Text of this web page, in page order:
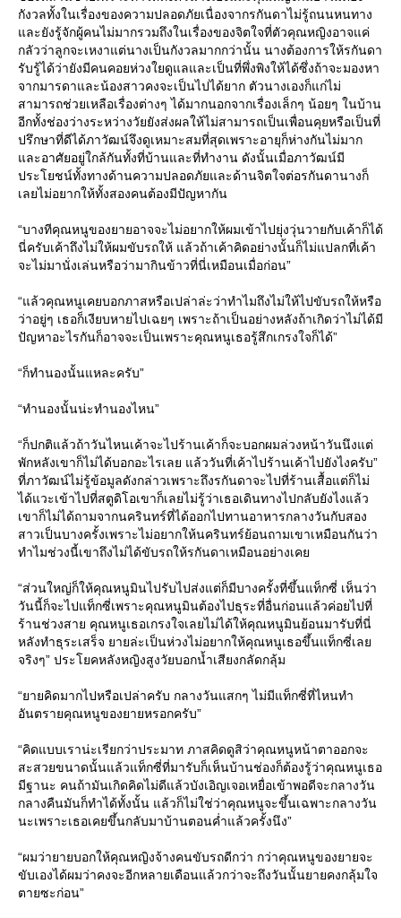
กังวลทั้งในเรื่องของความปลอดภัยเนื่องจากรกันดาไม่รู้ถนนหนทาง
และยังรู้จักผู้คนไม่มากรวมถึงในเรื่องของจิตใจที่ตัวคุณหญิงอาจแค่
กลัวว่าลูกจะเหงาแต่นางเป็นกังวลมากกว่านั้น นางต้องการให้รกันดา
รับรู้ได้ว่ายังมีคนคอยห่วงใยดูแลและเป็นที่พึ่งพิงให้ได้ซึ่งถ้าจะมองหา
จากมารดาและน้องสาวคงจะเป็นไปได้ยาก ตัวนางเองก็แก่ไม่
สามารถช่วยเหลือเรื่องต่างๆ ได้มากนอกจากเรื่องเล็กๆ น้อยๆ ในบ้าน
อีกทั้งช่องว่างระหว่างวัยยังส่งผลให้ไม่สามารถเป็นเพื่อนคุยหรือเป็นที่
ปรึกษาที่ดีได้ภาวัฒน์จึงดูเหมาะสมที่สุดเพราะอายุก็ห่างกันไม่มาก
และอาศัยอยู่ใกล้กันทั้งที่บ้านและที่ทำงาน ดังนั้นเมื่อภาวัฒน์มี
ประโยชน์ทั้งทางด้านความปลอดภัยและด้านจิตใจต่อรกันดานางก็
เลยไม่อยากให้ทั้งสองคนต้องมีปัญหากัน
“บางทีคุณหนูของยายอาจจะไม่อยากให้ผมเข้าไปยุ่งวุ่นวายกับเค้าก็ได้
นี่ครับเค้าถึงไม่ให้ผมขับรถให้ แล้วถ้าเค้าคิดอย่างนั้นก็ไม่แปลกที่เค้า
จะไม่มานั่งเล่นหรือว่ามากินข้าวที่นี่เหมือนเมื่อก่อน”
“แล้วคุณหนูเคยบอกภาสหรือเปล่าล่ะว่าทำไมถึงไม่ให้ไปขับรถให้หรือ
ว่าอยู่ๆ เธอก็เงียบหายไปเฉยๆ เพราะถ้าเป็นอย่างหลังถ้าเกิดว่าไม่ได้มี
ปัญหาอะไรกันก็อาจจะเป็นเพราะคุณหนูเธอรู้สึกเกรงใจก็ได้”
“ก็ทำนองนั้นแหละครับ”
“ทำนองนั้นน่ะทำนองไหน”
“ก็ปกติแล้วถ้าวันไหนเค้าจะไปร้านเค้าก็จะบอกผมล่วงหน้าวันนึงแต่
พักหลังเขาก็ไม่ได้บอกอะไรเลย แล้ววันที่เค้าไปร้านเค้าไปยังไงครับ”
ที่ภาวัฒน์ไม่รู้ข้อมูลดังกล่าวเพราะถึงรกันดาจะไปที่ร้านเสื้อแต่ก็ไม่
ได้แวะเข้าไปที่สตูดิโอเขาก็เลยไม่รู้ว่าเธอเดินทางไปกลับยังไงแล้ว
เขาก็ไม่ได้ถามจากนครินทร์ที่ได้ออกไปทานอาหารกลางวันกับสอง
สาวเป็นบางครั้งเพราะไม่อยากให้นครินทร์ย้อนถามเขาเหมือนกันว่า
ทำไมช่วงนี้เขาถึงไม่ได้ขับรถให้รกันดาเหมือนอย่างเคย
“ส่วนใหญ่ก็ให้คุณหนูมินไปรับไปส่งแต่ก็มีบางครั้งที่ขึ้นแท็กซี่ เห็นว่า
วันนี้ก็จะไปแท็กซี่เพราะคุณหนูมินต้องไปธุระที่อื่นก่อนแล้วค่อยไปที่
ร้านช่วงสาย คุณหนูเธอเกรงใจเลยไม่ได้ให้คุณหนูมินย้อนมารับที่นี่
หลังทำธุระเสร็จ ยายล่ะเป็นห่วงไม่อยากให้คุณหนูเธอขึ้นแท็กซี่เลย
จริงๆ” ประโยคหลังหญิงสูงวัยบอกน้ำเสียงกลัดกลุ้ม
“ยายคิดมากไปหรือเปล่าครับ กลางวันแสกๆ ไม่มีแท็กซี่ที่ไหนทำ
อันตรายคุณหนูของยายหรอกครับ”
“คิดแบบเราน่ะเรียกว่าประมาท ภาสคิดดูสิว่าคุณหนูหน้าตาออกจะ
สะสวยขนาดนั้นแล้วแท็กซี่ที่มารับก็เห็นบ้านช่องก็ต้องรู้ว่าคุณหนูเธอ
มีฐานะ คนถ้ามันเกิดคิดไม่ดีแล้วบังเอิญเจอเหยื่อเข้าพอดีจะกลางวัน
กลางคืนมันก็ทำได้ทั้งนั้น แล้วก็ไม่ใช่ว่าคุณหนูจะขึ้นเฉพาะกลางวัน
นะเพราะเธอเคยขึ้นกลับมาบ้านตอนค่ำแล้วครั้งนึง”
“ผมว่ายายบอกให้คุณหญิงจ้างคนขับรถดีกว่า กว่าคุณหนูของยายจะ
ขับเองได้ผมว่าคงจะอีกหลายเดือนแล้วกว่าจะถึงวันนั้นยายคงกลุ้มใจ
ตายซะก่อน”